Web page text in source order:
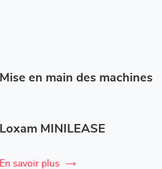
Mise en main des machines
Loxam MINILEASE
En savoir plus